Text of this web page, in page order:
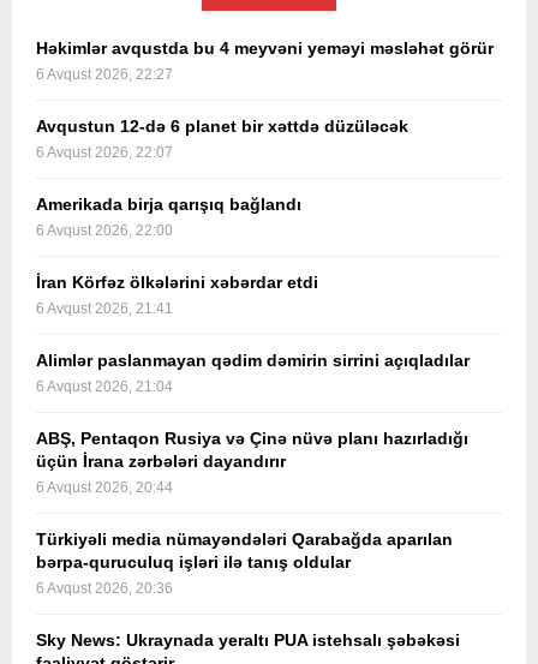
Həkimlər avqustda bu 4 meyvəni yeməyi məsləhət görür
6 Avqust 2026, 22:27
Avqustun 12-də 6 planet bir xəttdə düzüləcək
6 Avqust 2026, 22:07
Amerikada birja qarışıq bağlandı
6 Avqust 2026, 22:00
İran Körfəz ölkələrini xəbərdar etdi
6 Avqust 2026, 21:41
Alimlər paslanmayan qədim dəmirin sirrini açıqladılar
6 Avqust 2026, 21:04
ABŞ, Pentaqon Rusiya və Çinə nüvə planı hazırladığı
üçün İrana zərbələri dayandırır
6 Avqust 2026, 20:44
Türkiyəli media nümayəndələri Qarabağda aparılan
bərpa-quruculuq işləri ilə tanış oldular
6 Avqust 2026, 20:36
Sky News: Ukraynada yeraltı PUA istehsalı şəbəkəsi